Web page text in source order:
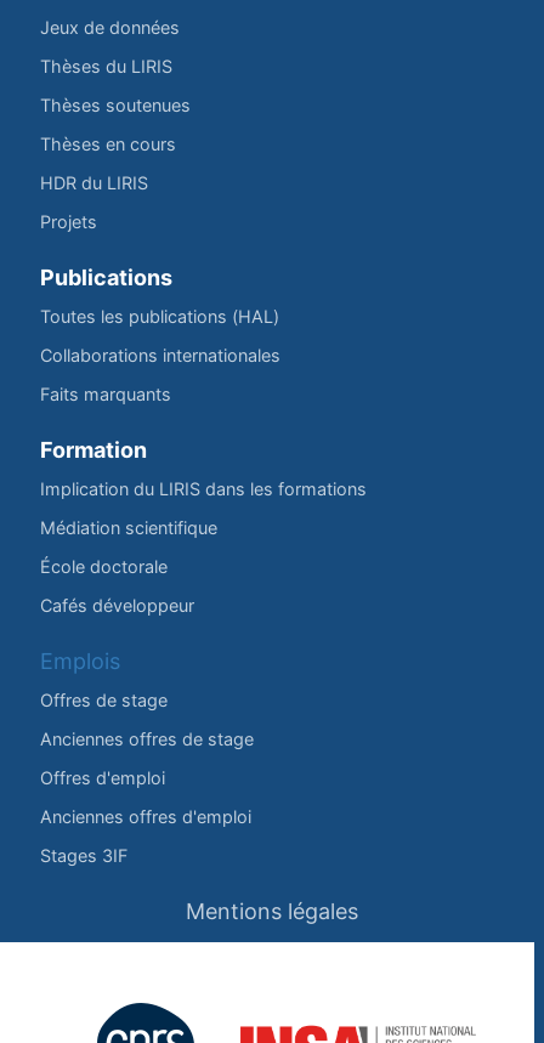
Jeux de données
Thèses du LIRIS
Thèses soutenues
Thèses en cours
HDR du LIRIS
Projets
Publications
Toutes les publications (HAL)
Collaborations internationales
Faits marquants
Formation
Implication du LIRIS dans les formations
Médiation scientifique
École doctorale
Cafés développeur
Emplois
Offres de stage
Anciennes offres de stage
Offres d'emploi
Anciennes offres d'emploi
Stages 3IF
Mentions légales